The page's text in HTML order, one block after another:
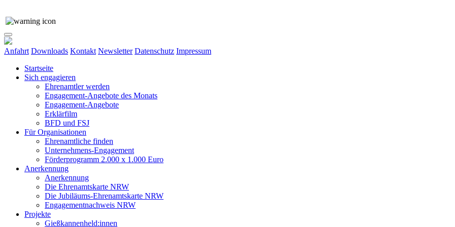
Anfahrt Downloads Kontakt Newsletter Datenschutz Impressum
Startseite
Sich engagieren
Ehrenamtler werden
Engagement-Angebote des Monats
Engagement-Angebote
Erklärfilm
BFD und FSJ
Für Organisationen
Ehrenamtliche finden
Unternehmens-Engagement
Förderprogramm 2.000 x 1.000 Euro
Anerkennung
Anerkennung
Die Ehrenamtskarte NRW
Die Jubiläums-Ehrenamtskarte NRW
Engagementnachweis NRW
Projekte
Gießkannenheld:innen